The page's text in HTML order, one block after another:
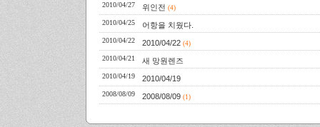
2010/04/27 위인전 (4)
2010/04/25 어항을 치웠다.
2010/04/22 2010/04/22 (4)
2010/04/21 새 망원렌즈
2010/04/19 2010/04/19
2008/08/09 2008/08/09 (1)